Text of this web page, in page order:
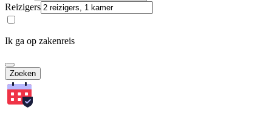
Reizigers
Ik ga op zakenreis
Zoeken